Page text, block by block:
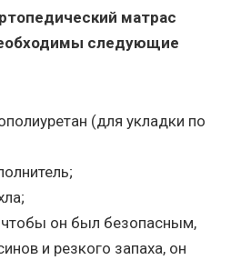
матрас
следующие
(для укладки по
он был безопасным,
и резкого запаха, он